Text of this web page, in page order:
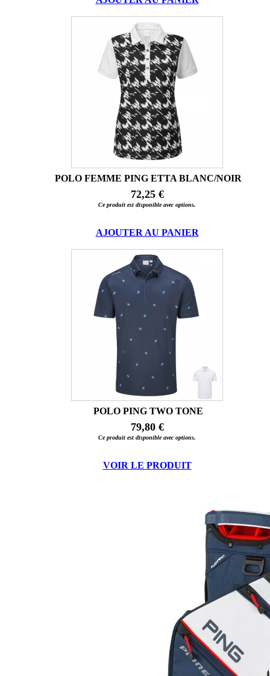
POLO FEMME PING ETTA BLANC/NOIR
72,25 €
Ce produit est disponible avec options.
AJOUTER AU PANIER
POLO PING TWO TONE
79,80 €
Ce produit est disponible avec options.
VOIR LE PRODUIT